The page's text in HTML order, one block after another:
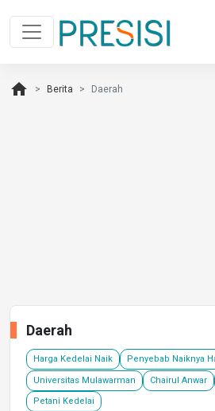
home Berita Daerah
Daerah
Harga Kedelai Naik Penyebab Naiknya
Universitas Mulawarman Chairul Anwar
Petani Kedelai